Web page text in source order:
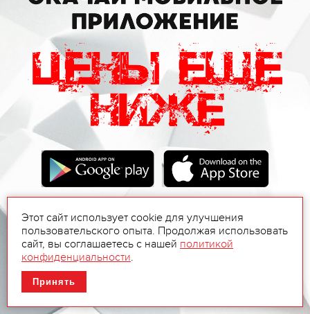
Этот сайт использует cookie для улучшения
пользовательского опыта. Продолжая использовать
сайт, вы соглашаетесь с нашей политикой
конфиденциальности.
Принять